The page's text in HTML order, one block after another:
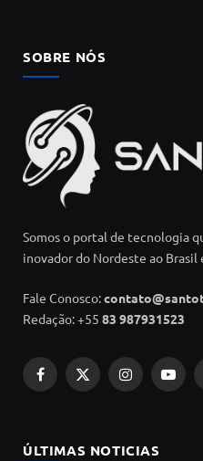
SOBRE NÓS
Somos o portal de tecnologia
inovador do Nordeste ao Brasil
Fale Conosco:
Redação: +55 83 987931523
Facebook
X
Instagram
ÚLTIMAS NOTICIAS